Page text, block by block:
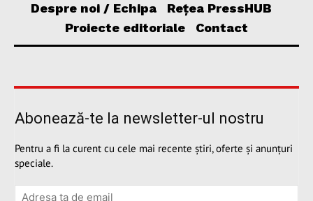
Despre noi / Echipa
Rețea PressHUB
Proiecte editoriale
Contact
Abonează-te la newsletter-ul nostru
Pentru a fi la curent cu cele mai recente știri, oferte și anunțuri
speciale.